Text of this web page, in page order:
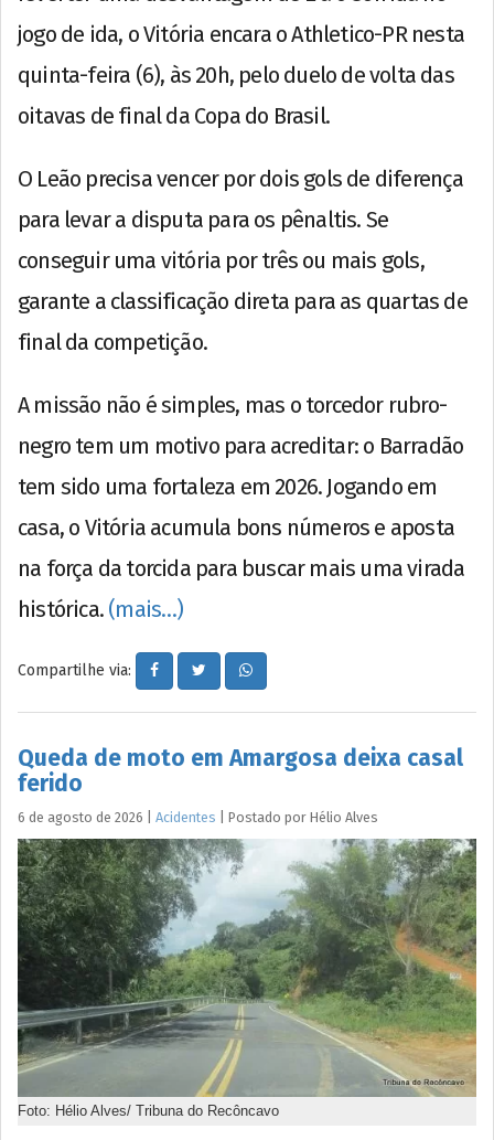
jogo de ida, o Vitória encara o Athletico-PR nesta
quinta-feira (6), às 20h, pelo duelo de volta das
oitavas de final da Copa do Brasil.
O Leão precisa vencer por dois gols de diferença
para levar a disputa para os pênaltis. Se
conseguir uma vitória por três ou mais gols,
garante a classificação direta para as quartas de
final da competição.
A missão não é simples, mas o torcedor rubro-
negro tem um motivo para acreditar: o Barradão
tem sido uma fortaleza em 2026. Jogando em
casa, o Vitória acumula bons números e aposta
na força da torcida para buscar mais uma virada
histórica. (mais…)
Compartilhe via:
Queda de moto em Amargosa deixa casal
ferido
6 de agosto de 2026 Acidentes Postado por Hélio Alves
Foto: Hélio Alves/ Tribuna do Recôncavo